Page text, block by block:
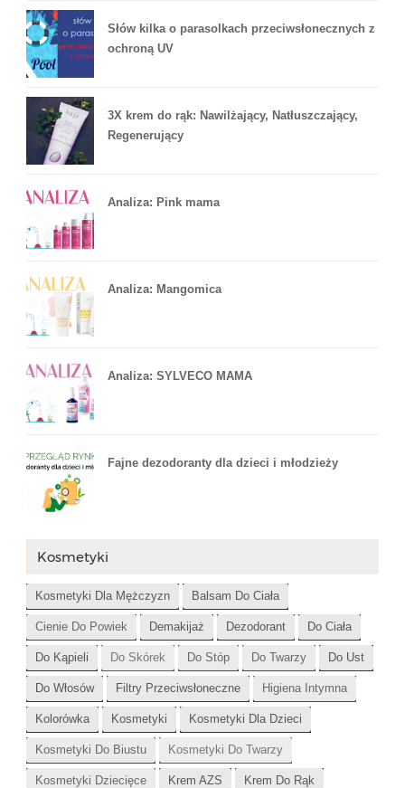
Słów kilka o parasolkach przeciwsłonecznych z
ochroną UV
3X krem do rąk: Nawilżający, Natłuszczający,
Regenerujący
Analiza: Pink mama
Analiza: Mangomica
Analiza: SYLVECO MAMA
Fajne dezodoranty dla dzieci i młodzieży
Kosmetyki
Kosmetyki Dla Mężczyzn Balsam Do Ciała
Cienie Do Powiek Demakijaż Dezodorant Do Ciała
Do Kąpieli Do Skórek Do Stóp Do Twarzy Do Ust
Do Włosów Filtry Przeciwsłoneczne Higiena Intymna
Kolorówka Kosmetyki Kosmetyki Dla Dzieci
Kosmetyki Do Biustu Kosmetyki Do Twarzy
Kosmetyki Dziecięce Krem AZS Krem Do Rąk